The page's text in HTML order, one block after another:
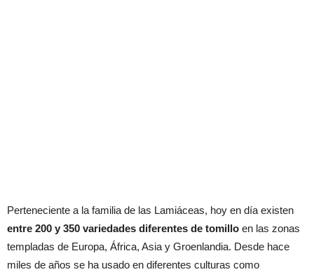
Perteneciente a la familia de las Lamiáceas, hoy en día existen
entre 200 y 350 variedades diferentes de tomillo en las zonas
templadas de Europa, África, Asia y Groenlandia. Desde hace
miles de años se ha usado en diferentes culturas como